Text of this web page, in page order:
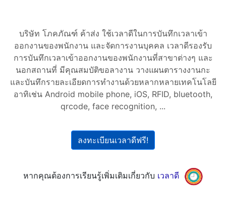
บริษัท โภคภัณฑ์ ค้าส่ง ใช้เวลาดีในการบันทึกเวลาเข้า
ออกงานของพนักงาน และจัดการงานบุคคล เวลาดีรองรับ
การบันทึกเวลาเข้าออกงานของพนักงานที่สาขาต่างๆ และ
นอกสถานที่ มีคุณสมบัติขอลางาน วางแผนตารางงานกะ
และบันทึกรายละเอียดการทำงานด้วยหลากหลายเทคโนโลยี
อาทิเช่น Android mobile phone, iOS, RFID, bluetooth,
qrcode, face recognition, ...
ลงทะเบียนเวลาดีฟรี!
หากคุณต้องการเรียนรู้เพิ่มเติมเกี่ยวกับ เวลาดี